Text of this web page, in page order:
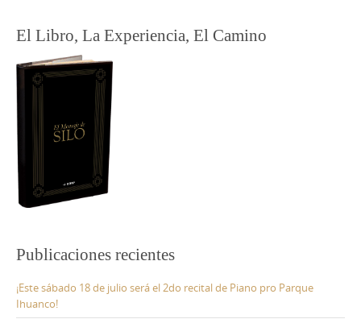
El Libro, La Experiencia, El Camino
Publicaciones recientes
¡Este sábado 18 de julio será el 2do recital de Piano pro Parque
Ihuanco!